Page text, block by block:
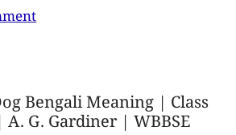
Bengali Meaning | Class
G. Gardiner | WBBSE